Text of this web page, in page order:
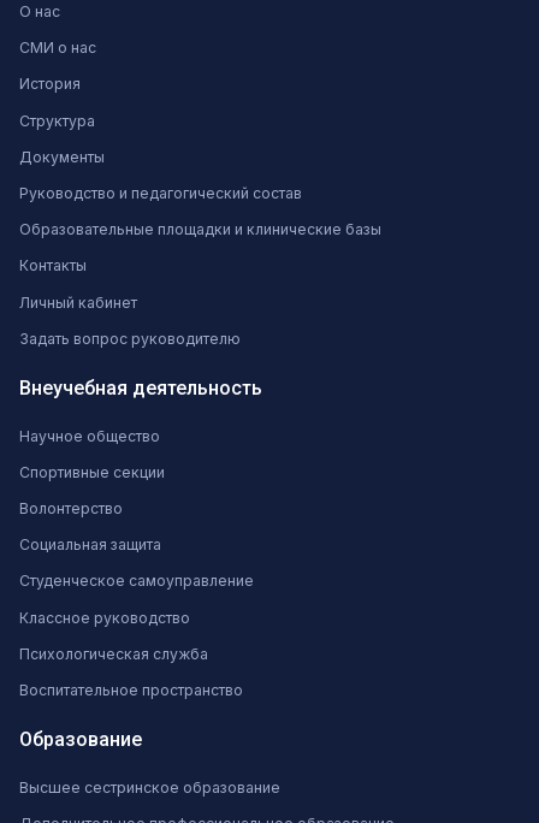
О нас
СМИ о нас
История
Структура
Документы
Руководство и педагогический состав
Образовательные площадки и клинические базы
Контакты
Личный кабинет
Задать вопрос руководителю
Внеучебная деятельность
Научное общество
Спортивные секции
Волонтерство
Социальная защита
Студенческое самоуправление
Классное руководство
Психологическая служба
Воспитательное пространство
Образование
Высшее сестринское образование